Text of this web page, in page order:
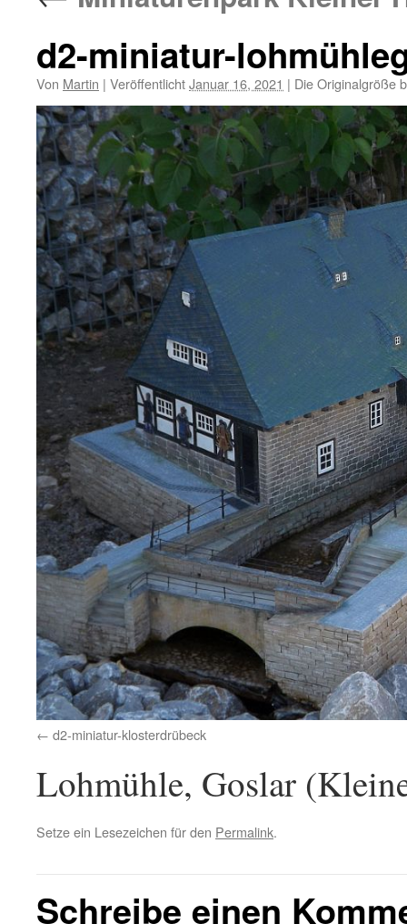
d2-miniatur-
Von Martin | VeröffentlichtJanuar 16, 2021 | Die Originalgröße
d2-miniatur-klosterdrübeck
Lohmühle, Goslar
Setze ein Lesezeichen für den Permalink.
Schreibe einen